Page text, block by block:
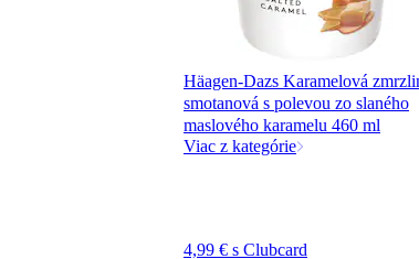
Häagen-Dazs Karamelová
smotanová s polevou zo slaného
maslového karamelu 460 ml
Viac z kategórie
4,99 € s Clubcard